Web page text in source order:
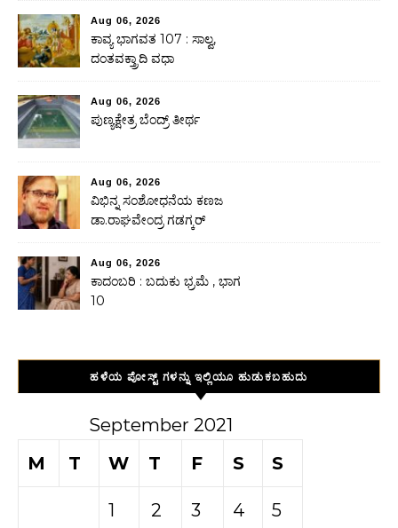
Aug 06, 2026
ಕಾವ್ಯ ಭಾಗವತ 107 : ಸಾಲ್ವ,
ದಂತವಕ್ತ್ರಾದಿ ವಧಾ
Aug 06, 2026
ಪುಣ್ಯಕ್ಷೇತ್ರ ಬೆಂದ್ರ್ ತೀರ್ಥ
Aug 06, 2026
ವಿಭಿನ್ನ ಸಂಶೋಧನೆಯ ಕಣಜ
ಡಾ.ರಾಘವೇಂದ್ರ ಗಡಗ್ಕರ್
Aug 06, 2026
ಕಾದಂಬರಿ : ಬದುಕು ಭ್ರಮೆ , ಭಾಗ
10
ಹಳೆಯ ಪೋಸ್ಟ್ ಗಳನ್ನು ಇಲ್ಲಿಯೂ ಹುಡುಕಬಹುದು
September 2021
M
T W T F S S
1 2 3 4 5